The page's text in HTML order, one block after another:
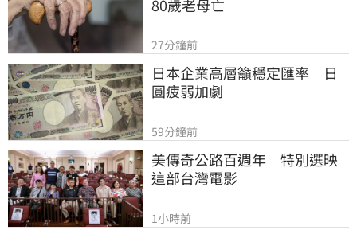
80歲老母亡
27分鐘前
日本企業高層籲穩定匯率　日
圓疲弱加劇
59分鐘前
美傳奇公路百週年　特別選映
這部台灣電影
1小時前